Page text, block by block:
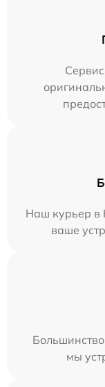
Наш курьер в
ваше
мы